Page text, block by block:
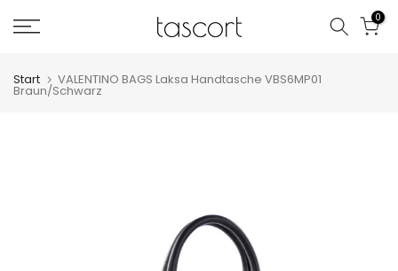
Zum
springen
0
Start VALENTINO BAGS Laksa Handtasche VBS6MP01
Braun/Schwarz